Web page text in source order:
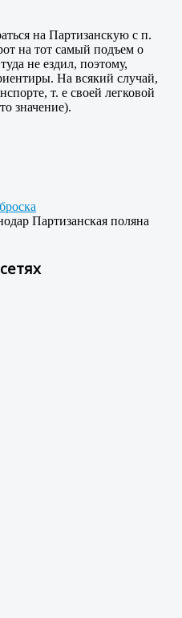
на Партизанскую с п.
на тот самый подъем о
не ездил, поэтому,
На всякий случай,
т. е своей легковой
значение).
Партизанская поляна